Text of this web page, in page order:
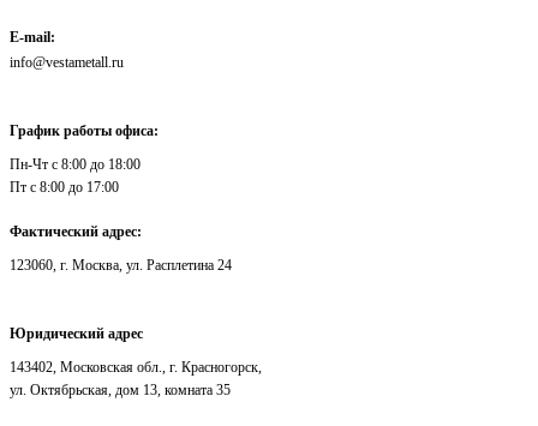
E-mail:
info@vestametall.ru
График работы офиса:
Пн-Чт с 8:00 до 18:00
Пт с 8:00 до 17:00
Фактический адрес:
123060, г. Москва, ул. Расплетина 24
Юридический адрес
143402, Московская обл., г. Красногорск,
ул. Октябрьская, дом 13, комната 35